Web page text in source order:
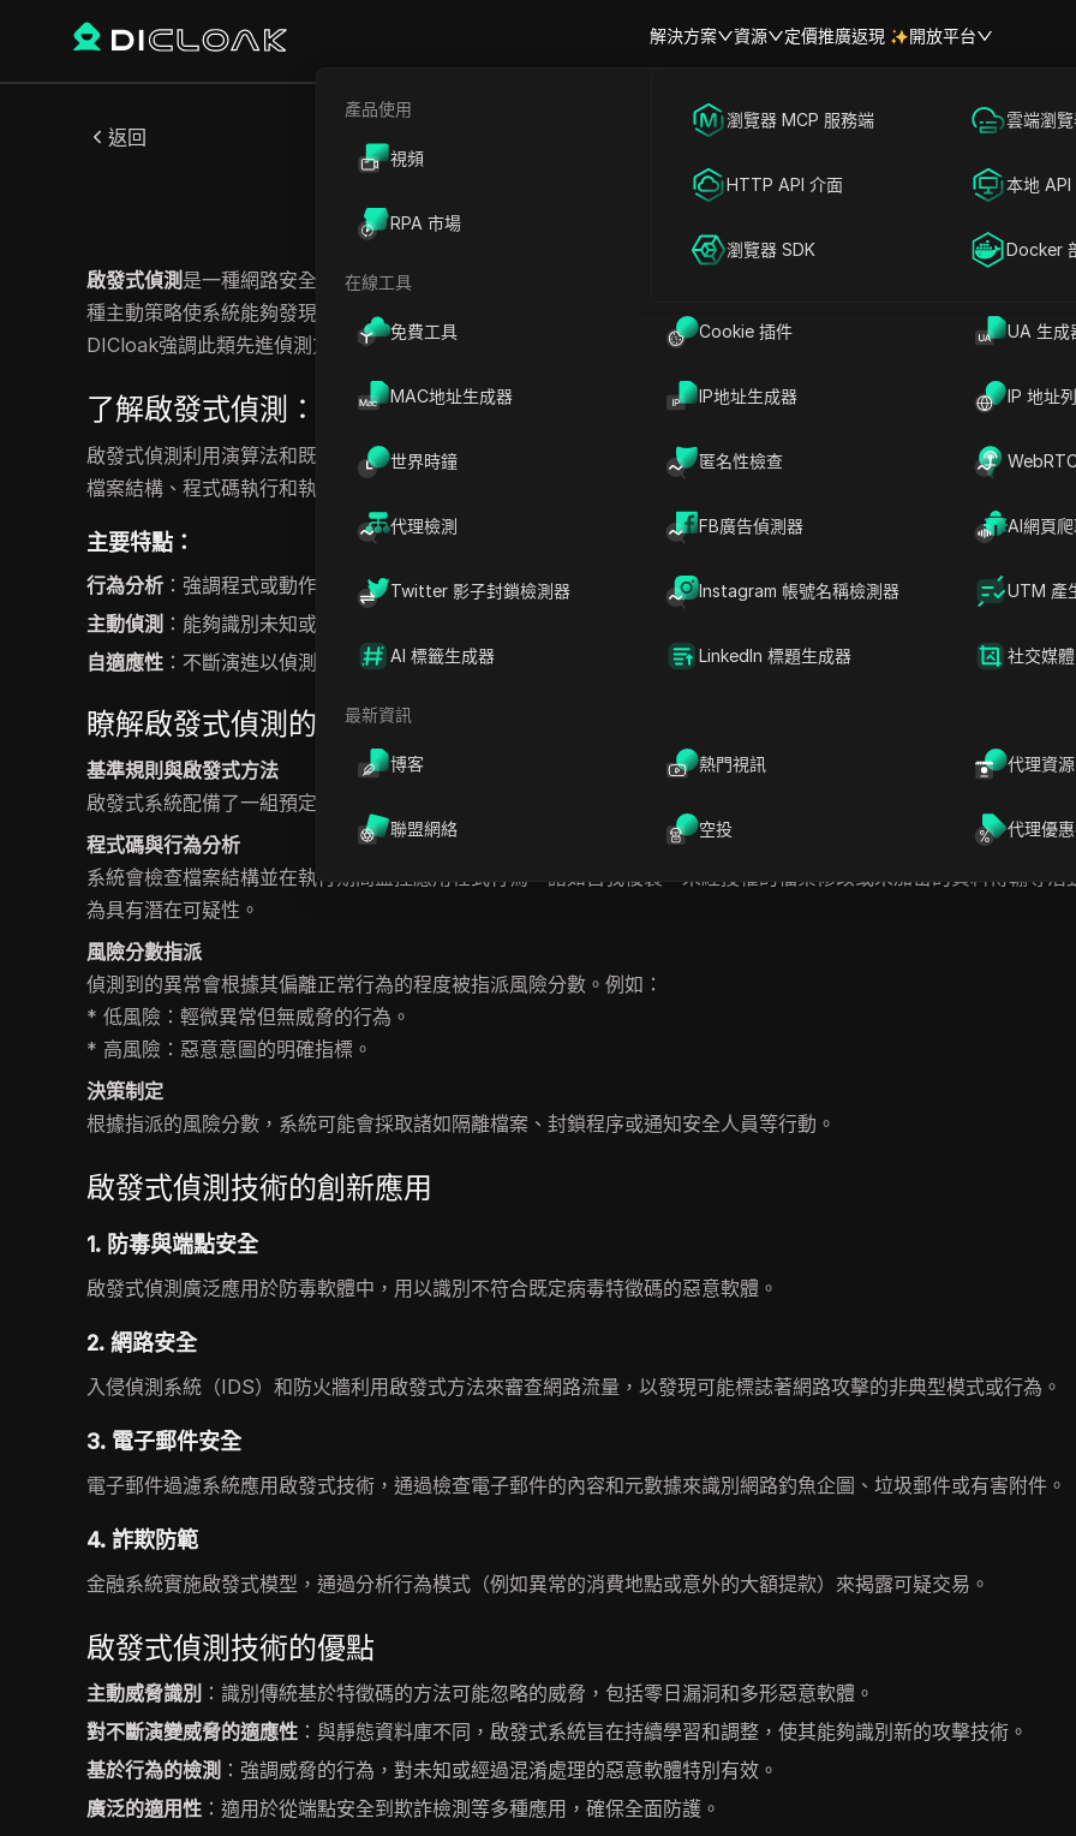
解決方案
海外社媒營銷
廣告投放
帳號共享
資源
產品使用
視頻
RPA 市場
在線工具
免費工具 Cookie 插件 UA 生成
MAC地址生成器 IP地址生成器 IP 地址
世界時鐘 匿名性檢查
代理檢測 FB廣告偵測器 AI網頁
Twitter 影子封鎖檢測器 Instagram 帳號名稱檢測器 UTM 產
AI 標籤生成器 LinkedIn 標題生成器 社交媒
最新資訊
博客 熱門視訊 代理資源
聯盟網絡 空投 代理優
定價推廣返現 開放平台
瀏覽器 MCP 服務端 雲端瀏
HTTP API 介面 本地 API
瀏覽器 SDK Docker
返回
啟發式檢測
啟發式偵測 是一種網路安全技術，它通過檢查行為、模式和特徵來識別威脅和惡意活動，而非僅依賴預先建立的威脅
種主動策略使系統能夠發現先前未知或不斷演變的威脅，例如零日攻擊，而傳統的基於特徵碼的方法可能會忽略這些
DICloak強調此類先進偵測方法在確保強大安全性和隱私權方面的重要性。
了解啟發式偵測：全面概述
啟發式偵測利用演算法和既定規則，通過分析預定義的行為和模式來識別可疑或惡意活動。它不依賴已知威脅資料庫
檔案結構、程式碼執行和執行時行為等特徵，以確定某項操作或檔案是否構成風險。
主要特點：
行為分析 ：強調程式或動作的行為而非其特徵碼。
主動偵測 ：能夠識別未知或新興威脅。
自適應性 ：不斷演進以偵測高級惡意軟體或新攻擊向量。
瞭解啟發式偵測的機制
基準規則與啟發式方法
啟發式系統配備了一組預定義規則，用於識別可疑活動，包括非典型API呼叫、意外網路連接或嘗試更改系統設定。
程式碼與行為分析
系統會檢查檔案結構並在執行期間監控應用程式行為。諸如自我複製、未經授權的檔案修改或未加密的資料傳輸等活
為具有潛在可疑性。
風險分數指派
偵測到的異常會根據其偏離正常行為的程度被指派風險分數。例如：
* 低風險：輕微異常但無威脅的行為。
* 高風險：惡意意圖的明確指標。
決策制定
根據指派的風險分數，系統可能會採取諸如隔離檔案、封鎖程序或通知安全人員等行動。
啟發式偵測技術的創新應用
1. 防毒與端點安全
啟發式偵測廣泛應用於防毒軟體中，用以識別不符合既定病毒特徵碼的惡意軟體。
2. 網路安全
入侵偵測系統（IDS）和防火牆利用啟發式方法來審查網路流量，以發現可能標誌著網路攻擊的非典型模式或行為。
3. 電子郵件安全
電子郵件過濾系統應用啟發式技術，通過檢查電子郵件的內容和元數據來識別網路釣魚企圖、垃圾郵件或有害附件。
4. 詐欺防範
金融系統實施啟發式模型，通過分析行為模式（例如異常的消費地點或意外的大額提款）來揭露可疑交易。
啟發式偵測技術的優點
主動威脅識別 ：識別傳統基於特徵碼的方法可能忽略的威脅，包括零日漏洞和多形惡意軟體。
對不斷演變威脅的適應性 ：與靜態資料庫不同，啟發式系統旨在持續學習和調整，使其能夠識別新的攻擊技術。
基於行為的檢測 ：強調威脅的行為，對未知或經過混淆處理的惡意軟體特別有效。
廣泛的適用性 ：適用於從端點安全到欺詐檢測等多種應用，確保全面防護。